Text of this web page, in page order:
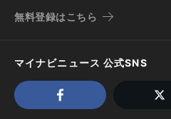
無料登録はこちら
マイナビニュース 公式SNS